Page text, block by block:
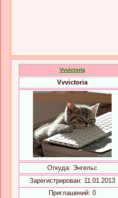
Vvvictoria
Vvvictoria
Откуда: Энгельс
Зарегистрирован: 11.01.2013
Приглашений: 0